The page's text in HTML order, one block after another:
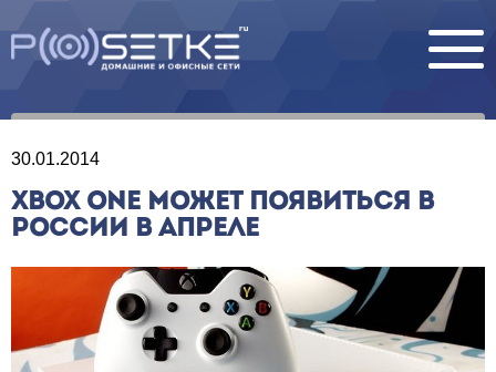
30.01.2014
XBOX ONE МОЖЕТ ПОЯВИТЬСЯ В
РОССИИ В АПРЕЛЕ